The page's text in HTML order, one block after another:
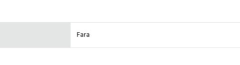
Fara